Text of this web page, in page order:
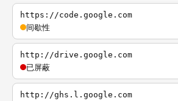
https://code.google.com
间歇性
http://drive.google.com
已屏蔽
http://ghs.l.google.com